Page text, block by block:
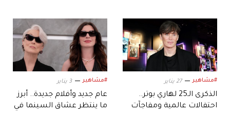
#مشاهير 27 يناير
الذكرى الـ25 لهاري بوتر..
احتفالات عالمية ومفاجآت
#مشاهير 3 يناير
عام جديد وأفلام جديدة.. أبرز
ما ينتظر عشاق السينما في